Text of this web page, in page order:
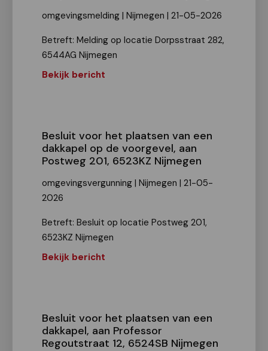
omgevingsmelding | Nijmegen | 21-05-2026
Betreft: Melding op locatie Dorpsstraat 282,
6544AG Nijmegen
Bekijk bericht
Besluit voor het plaatsen van een
dakkapel op de voorgevel, aan
Postweg 201, 6523KZ Nijmegen
omgevingsvergunning | Nijmegen | 21-05-
2026
Betreft: Besluit op locatie Postweg 201,
6523KZ Nijmegen
Bekijk bericht
Besluit voor het plaatsen van een
dakkapel, aan Professor
Regoutstraat 12, 6524SB Nijmegen